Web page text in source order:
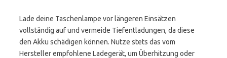
Lade deine Taschenlampe vor längeren Einsätzen
vollständig auf und vermeide Tiefentladungen, da diese
den Akku schädigen können. Nutze stets das vom
Hersteller empfohlene Ladegerät, um Überhitzung oder